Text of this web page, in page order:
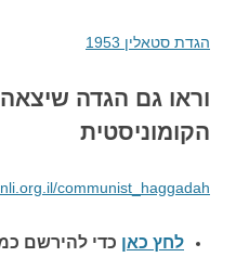
הגדת סטאלין 1953
וראו גם הגדה
הקומוניסטית
communist_haggadah/
לחץ כאן כדי להירשם כ